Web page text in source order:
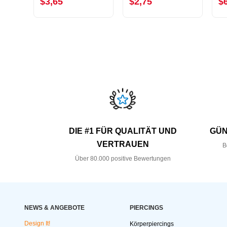
DIE #1 FÜR QUALITÄT UND
VERTRAUEN
Über 80.000 positive Bewertungen
NEWS & ANGEBOTE
Design It!
PIERCINGS
Körperpiercings